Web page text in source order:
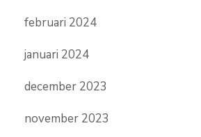
februari 2024
januari 2024
december 2023
november 2023